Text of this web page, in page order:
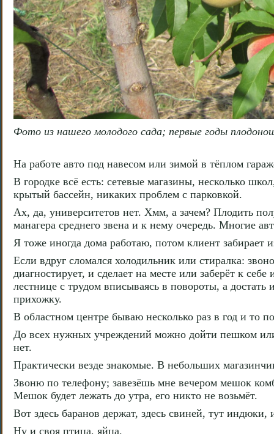
Фото из нашего молодого сада; первые годы
На работе авто под навесом или зимой в тёплом
В городке всё есть: сетевые магазины, несколько
крытый бассейн, никаких проблем с парковкой.
Ах, да, университетов нет. Хмм, а зачем? Плодить
манагера среднего звена и к нему очередь. Многие
Я тоже иногда дома работаю, потом клиент забирает
Если вдруг сломался холодильник или стиралка:
диагностирует, и сделает на месте или заберёт к
лестнице с трудом вписываясь в повороты, а
прихожку.
В областном центре бываю несколько раз в год и то
До всех нужных учреждений можно дойти пешком
нет.
Практически везде знакомые. В небольших
Звоню по телефону; завезёшь мне вечером мешок
Мешок будет лежать до утра, его никто не возьмёт.
Вот здесь баранов держат, здесь свиней, тут
Ну и своя птица, яйца.